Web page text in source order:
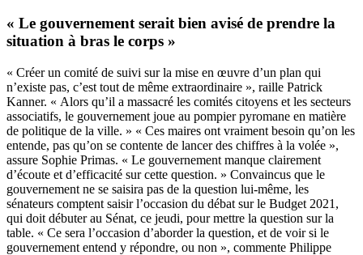
« Le gouvernement serait bien avisé de prendre la
situation à bras le corps »
« Créer un comité de suivi sur la mise en œuvre d’un plan qui
n’existe pas, c’est tout de même extraordinaire », raille Patrick
Kanner. « Alors qu’il a massacré les comités citoyens et les secteurs
associatifs, le gouvernement joue au pompier pyromane en matière
de politique de la ville. » « Ces maires ont vraiment besoin qu’on les
entende, pas qu’on se contente de lancer des chiffres à la volée »,
assure Sophie Primas. « Le gouvernement manque clairement
d’écoute et d’efficacité sur cette question. » Convaincus que le
gouvernement ne se saisira pas de la question lui-même, les
sénateurs comptent saisir l’occasion du débat sur le Budget 2021,
qui doit débuter au Sénat, ce jeudi, pour mettre la question sur la
table. « Ce sera l’occasion d’aborder la question, et de voir si le
gouvernement entend y répondre, ou non », commente Philippe